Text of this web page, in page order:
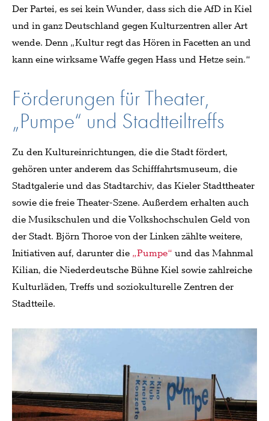
Der Partei, es sei kein Wunder, dass sich die AfD in Kiel
und in ganz Deutschland gegen Kulturzentren aller Art
wende. Denn „Kultur regt das Hören in Facetten an und
kann eine wirksame Waffe gegen Hass und Hetze sein.“
Förderungen für Theater,
„Pumpe“ und Stadtteiltreffs
Zu den Kultureinrichtungen, die die Stadt fördert,
gehören unter anderem das Schifffahrtsmuseum, die
Stadtgalerie und das Stadtarchiv, das Kieler Stadttheater
sowie die freie Theater-Szene. Außerdem erhalten auch
die Musikschulen und die Volkshochschulen Geld von
der Stadt. Björn Thoroe von der Linken zählte weitere,
Initiativen auf, darunter die „Pumpe“ und das Mahnmal
Kilian, die Niederdeutsche Bühne Kiel sowie zahlreiche
Kulturläden, Treffs und soziokulturelle Zentren der
Stadtteile.